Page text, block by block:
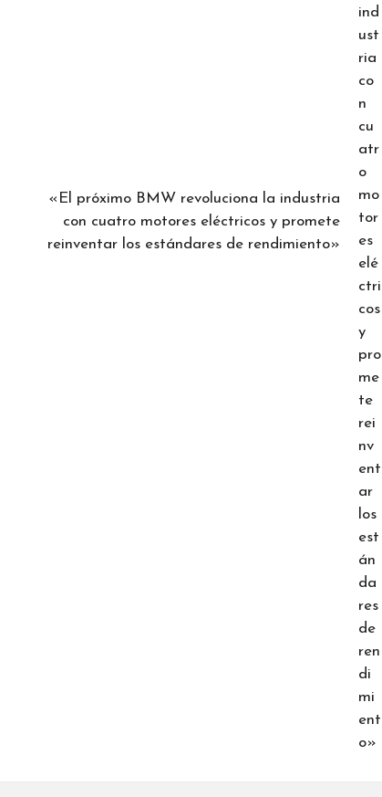
«El próximo BMW revoluciona la industria
con cuatro motores eléctricos y promete
reinventar los estándares de rendimiento»